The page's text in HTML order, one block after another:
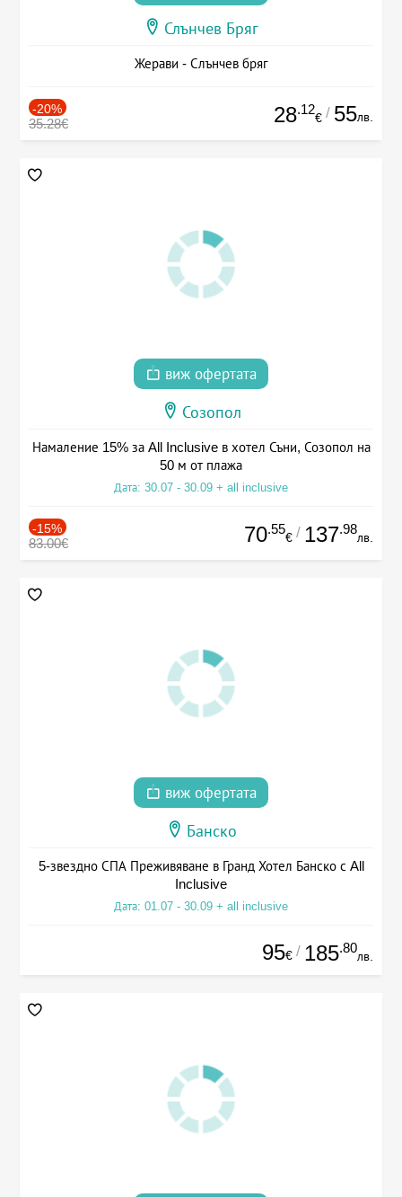
Слънчев Бряг
Жерави - Слънчев бряг
-20%
35.28€ 28.12
€ / 55лв.
виж офертата
Созопол
Намаление 15% за All Inclusive в хотел Съни, Созопол на
50 м от плажа
Дата: 30.07 - 30.09 + all inclusive
-15%
83.00€ 70.55
€ / 137.98
лв.
виж офертата
Банско
5-звездно СПА Преживяване в Гранд Хотел Банско с All
Inclusive
Дата: 01.07 - 30.09 + all inclusive
95€ / 185.80
лв.